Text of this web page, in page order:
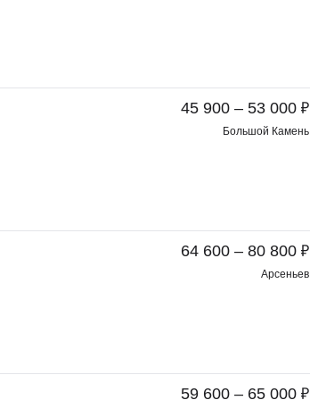
45 900 – 53 000 ₽
Большой Камень
64 600 – 80 800 ₽
Арсеньев
59 600 – 65 000 ₽